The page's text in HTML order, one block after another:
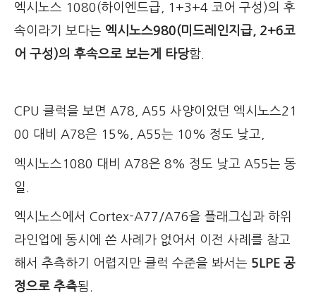
엑시노스 1080(하이엔드급, 1+3+4 코어 구성)의 후
속이라기 보다는 엑시노스980(미드레인지급, 2+6코
어 구성)의 후속으로 보는게 타당함.
CPU 클럭을 보면 A78, A55 사양이었던 엑시노스21
00 대비 A78은 15%, A55는 10% 정도 낮고,
엑시노스1080 대비 A78은 8% 정도 낮고 A55는 동
일.
엑시노스에서 Cortex-A77/A76을 플래그십과 하위
라인업에 동시에 쓴 사례가 없어서 이전 사례를 참고
해서 추측하기 어렵지만 클럭 수준을 봐서는 5LPE 공
정으로 추측됨.